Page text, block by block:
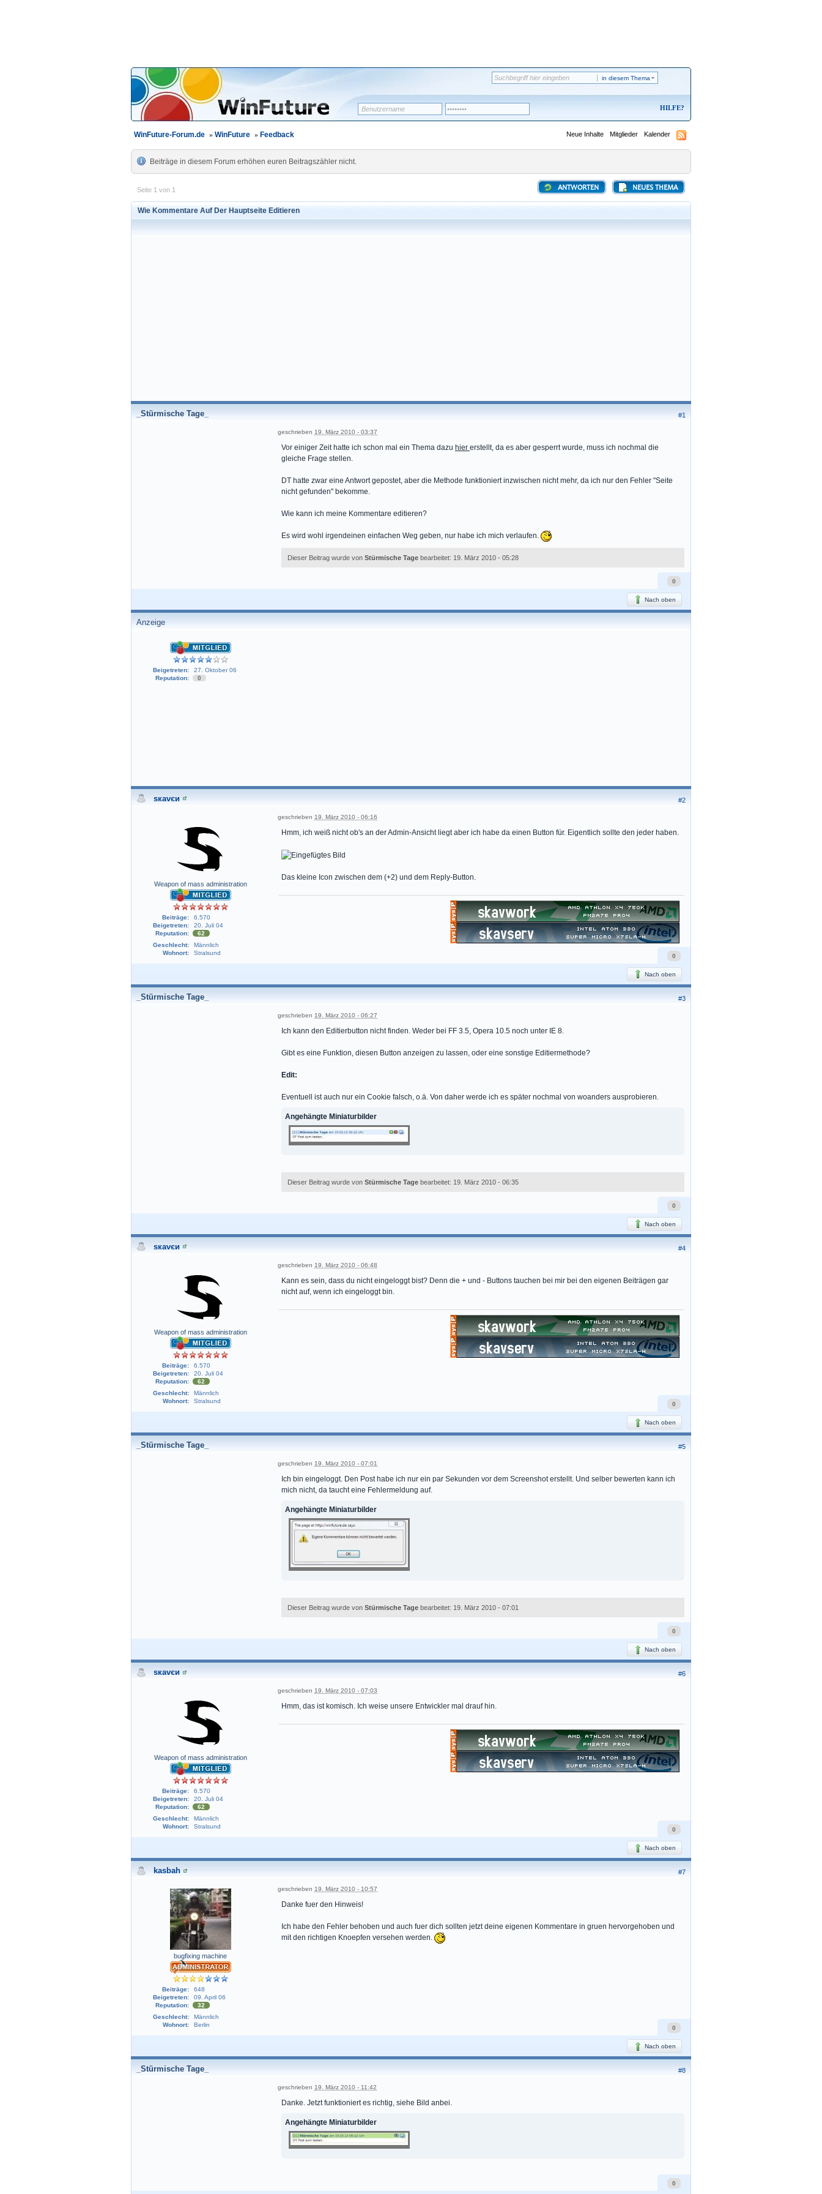
in diesem Thema
HILFE
WinFuture-Forum.de » WinFuture » Feedback Neue Inhalte Mitglieder Kalender
Beiträge in diesem Forum erhöhen euren Beitragszähler nicht.
Seite 1 von 1 NEUES THEMA
ANTWORTEN
Wie Kommentare Auf Der Hauptseite Editieren
#1
_Stürmische Tage_
geschrieben 19. März 2010 - 03:37
Vor einiger Zeit hatte ich schon mal ein Thema dazu hier erstellt, da es aber gesperrt wurde, muss ich nochmal die
gleiche Frage stellen.
DT hatte zwar eine Antwort gepostet, aber die Methode funktioniert inzwischen nicht mehr, da ich nur den Fehler "Seite
nicht gefunden" bekomme.
Wie kann ich meine Kommentare editieren?
Es wird wohl irgendeinen einfachen Weg geben, nur habe ich mich verlaufen.
Dieser Beitrag wurde von Stürmische Tage bearbeitet: 19. März 2010 - 05:28
0
Nach oben
Anzeige
Beigetreten:
27. Oktober 06
Reputation:
0
#2
sкavєи
Weapon of mass administration
Beiträge:
6.570
Beigetreten:
20. Juli 04
Reputation:
62
Geschlecht:
Männlich
Wohnort:
Stralsund
geschrieben 19. März 2010 - 06:16
Hmm, ich weiß nicht ob's an der Admin-Ansicht liegt aber ich habe da einen Button für. Eigentlich sollte den jeder haben.
Das kleine Icon zwischen dem (+2) und dem Reply-Button.
0
Nach oben
#3
_Stürmische Tage_
geschrieben 19. März 2010 - 06:27
Ich kann den Editierbutton nicht finden. Weder bei FF 3.5, Opera 10.5 noch unter IE 8.
Gibt es eine Funktion, diesen Button anzeigen zu lassen, oder eine sonstige Editiermethode?
Edit:
Eventuell ist auch nur ein Cookie falsch, o.ä. Von daher werde ich es später nochmal von woanders ausprobieren.
Angehängte Miniaturbilder
Dieser Beitrag wurde von Stürmische Tage bearbeitet: 19. März 2010 - 06:35
0
Nach oben
#4
sкavєи
Weapon of mass administration
Beiträge:
6.570
Beigetreten:
20. Juli 04
Reputation:
62
Geschlecht:
Männlich
Wohnort:
Stralsund
geschrieben 19. März 2010 - 06:48
Kann es sein, dass du nicht eingeloggt bist? Denn die + und - Buttons tauchen bei mir bei den eigenen Beiträgen gar
nicht auf, wenn ich eingeloggt bin.
0
Nach oben
#5
_Stürmische Tage_
geschrieben 19. März 2010 - 07:01
Ich bin eingeloggt. Den Post habe ich nur ein par Sekunden vor dem Screenshot erstellt. Und selber bewerten kann ich
mich nicht, da taucht eine Fehlermeldung auf.
Angehängte Miniaturbilder
Dieser Beitrag wurde von Stürmische Tage bearbeitet: 19. März 2010 - 07:01
0
Nach oben
#6
sкavєи
Weapon of mass administration
Beiträge:
6.570
Beigetreten:
20. Juli 04
Reputation:
62
Geschlecht:
Männlich
Wohnort:
Stralsund
geschrieben 19. März 2010 - 07:03
Hmm, das ist komisch. Ich weise unsere Entwickler mal drauf hin.
0
Nach oben
#7
kasbah
bugfixing machine
Beiträge:
648
Beigetreten:
09. April 06
Reputation:
32
Geschlecht:
Männlich
Wohnort:
Berlin
geschrieben 19. März 2010 - 10:57
Danke fuer den Hinweis!
Ich habe den Fehler behoben und auch fuer dich sollten jetzt deine eigenen Kommentare in gruen hervorgehoben und
mit den richtigen Knoepfen versehen werden.
0
Nach oben
#8
_Stürmische Tage_
geschrieben 19. März 2010 - 11:42
Danke. Jetzt funktioniert es richtig, siehe Bild anbei.
Angehängte Miniaturbilder
0